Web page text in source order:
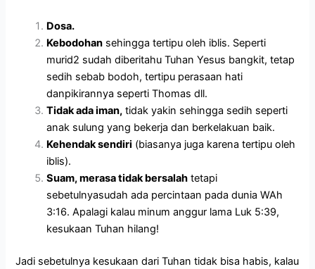
Dosa.
Kebodohan sehingga tertipu oleh iblis. Seperti
murid2 sudah diberitahu Tuhan Yesus bangkit, tetap
sedih sebab bodoh, tertipu perasaan hati
danpikirannya seperti Thomas dll.
Tidak ada iman, tidak yakin sehingga sedih seperti
anak sulung yang bekerja dan berkelakuan baik.
Kehendak sendiri (biasanya juga karena tertipu oleh
iblis).
Suam, merasa tidak bersalah tetapi
sebetulnyasudah ada percintaan pada dunia WAh
3:16. Apalagi kalau minum anggur lama Luk 5:39,
kesukaan Tuhan hilang!
Jadi sebetulnya kesukaan dari Tuhan tidak bisa habis, kalau